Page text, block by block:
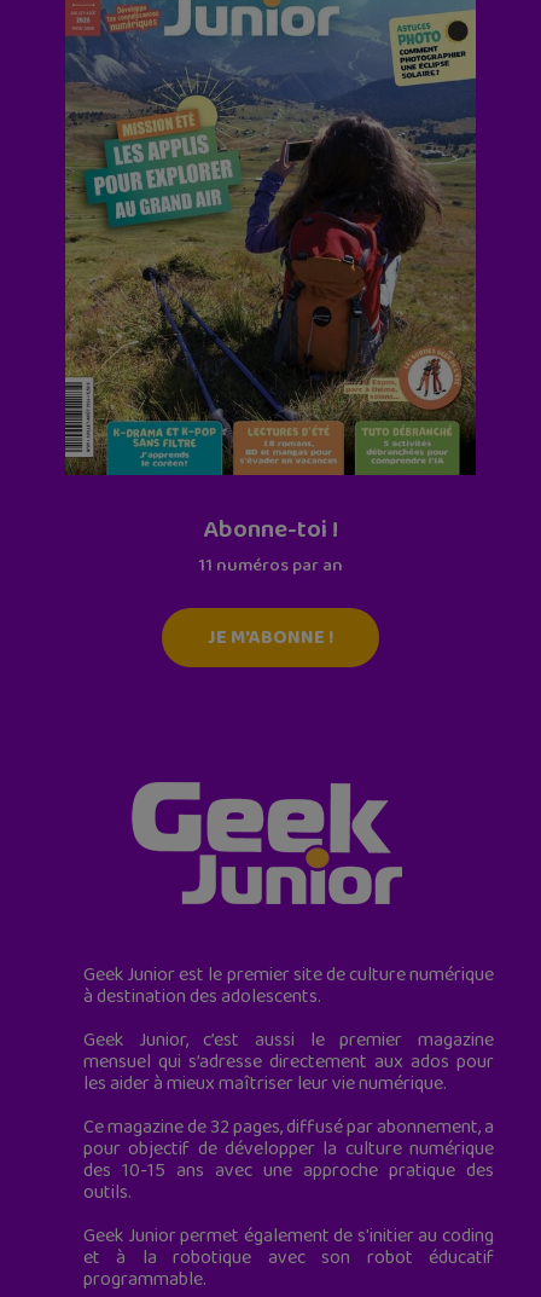
Abonne-toi !
11 numéros par an
JE M'ABONNE !
Geek Junior est le premier site de culture numérique
à destination des adolescents.
Geek Junior, c’est aussi le premier magazine
mensuel qui s’adresse directement aux ados pour
les aider à mieux maîtriser leur vie numérique.
Ce magazine de 32 pages, diffusé par abonnement, a
pour objectif de développer la culture numérique
des 10-15 ans avec une approche pratique des
outils.
Geek Junior permet également de s'initier au coding
et à la robotique avec son robot éducatif
programmable.